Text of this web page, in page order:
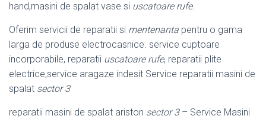
hand,masini de spalat vase si uscatoare rufe.
Oferim servicii de reparatii si mentenanta pentru o gama
larga de produse electrocasnice. service cuptoare
incorporabile, reparatii uscatoare rufe, reparatii plite
electrice,service aragaze indesit Service reparatii masini de
spalat sector 3
reparatii masini de spalat ariston sector 3– Service Masini